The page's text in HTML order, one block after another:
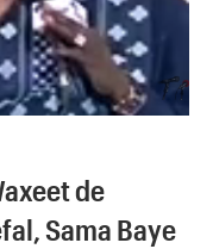
de
Sama Baye